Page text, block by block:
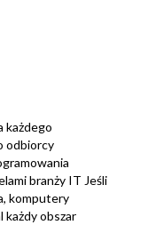
każdego
odbiorcy
branży IT Jeśli
komputery
każdy obszar